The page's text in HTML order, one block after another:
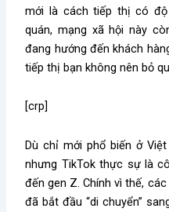
mới là cách tiếp thị có
quán, mạng xã hội này
đang hướng đến khách
tiếp thị bạn không nên bỏ
[crp]
Dù chỉ mới phổ biến ở
nhưng TikTok thực sự là
đến gen Z. Chính vì thế,
đã bắt đầu “di chuyển”